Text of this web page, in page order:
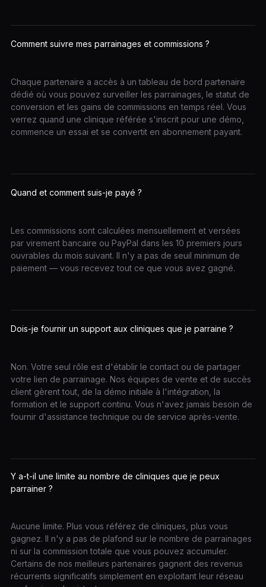
Comment suivre mes parrainages et commissions ?
Chaque partenaire a accès à un tableau de bord partenaire
dédié où vous pouvez surveiller les parrainages, le statut de
conversion et les gains de commissions en temps réel. Vous
verrez quand une clinique référée s'inscrit pour une démo,
commence un essai et se convertit en abonnement payant.
Quand et comment suis-je payé ?
Les commissions sont calculées mensuellement et versées
par virement bancaire ou PayPal dans les 10 premiers jours
ouvrables du mois suivant. Il n'y a pas de seuil minimum de
paiement — vous recevez tout ce que vous avez gagné.
Dois-je fournir un support aux cliniques que je parraine ?
Non. Votre seul rôle est d'établir le contact ou de partager
votre lien de parrainage. Nos équipes de vente et de succès
client gèrent tout, de la démo initiale à l'intégration, la
formation et le support continu. Vous n'avez jamais besoin de
fournir d'assistance technique ou de service après-vente.
Y a-t-il une limite au nombre de cliniques que je peux
parrainer ?
Aucune limite. Plus vous référez de cliniques, plus vous
gagnez. Il n'y a pas de plafond sur le nombre de parrainages
ni sur la commission totale que vous pouvez accumuler.
Certains de nos meilleurs partenaires gagnent des revenus
récurrents significatifs simplement en exploitant leur réseau